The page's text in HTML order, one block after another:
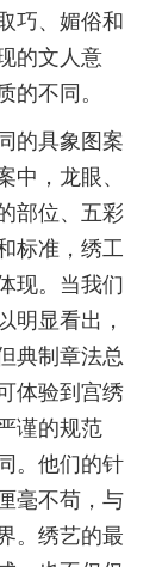
巧、媚俗和
的文人意
不同。
的具象图案
，龙眼、
部位、五彩
标准，绣工
现。当我们
明显看出，
典制章法总
体验到宫绣
谨的规范
。他们的针
毫不苟，与
。绣艺的最